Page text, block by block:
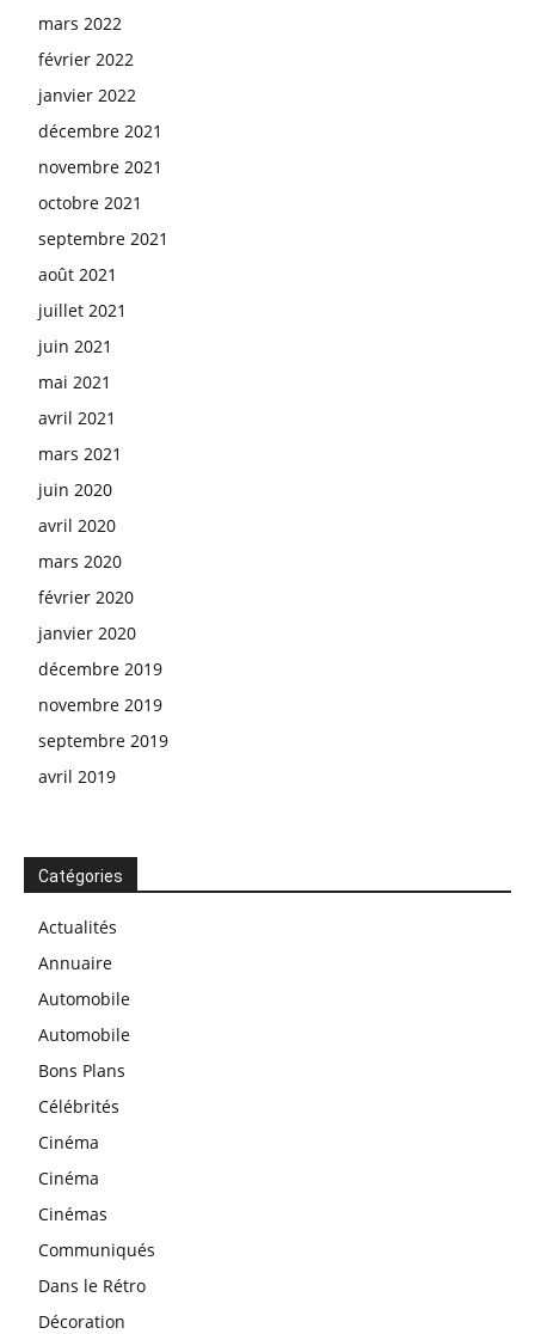
mars 2022
février 2022
janvier 2022
décembre 2021
novembre 2021
octobre 2021
septembre 2021
août 2021
juillet 2021
juin 2021
mai 2021
avril 2021
mars 2021
juin 2020
avril 2020
mars 2020
février 2020
janvier 2020
décembre 2019
novembre 2019
septembre 2019
avril 2019
Catégories
Actualités
Annuaire
Automobile
Automobile
Bons Plans
Célébrités
Cinéma
Cinéma
Cinémas
Communiqués
Dans le Rétro
Décoration